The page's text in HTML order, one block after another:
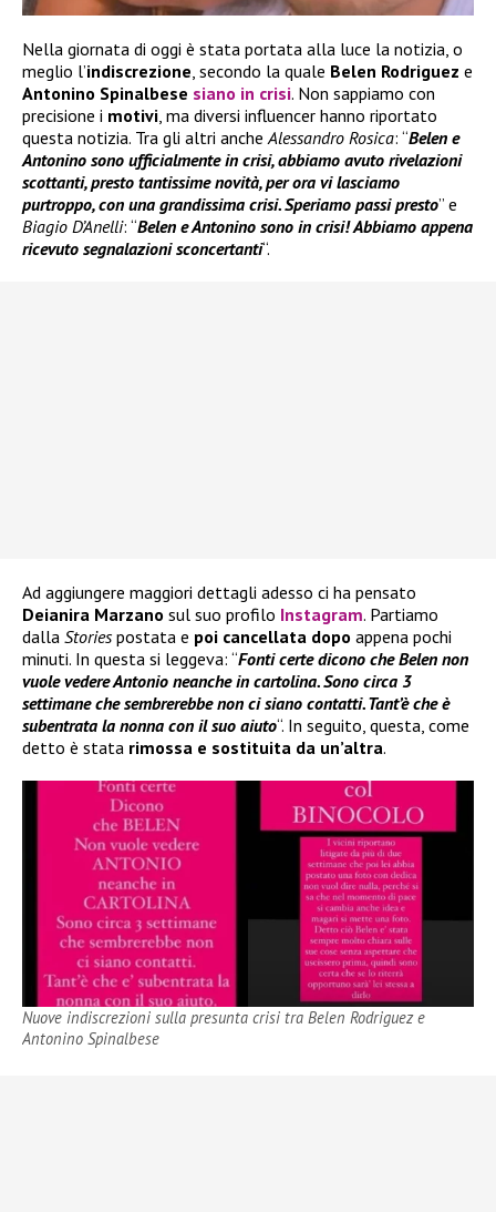
Nella giornata di oggi è stata portata alla luce la notizia, o
meglio l’indiscrezione, secondo la quale Belen Rodriguez e
Antonino Spinalbese siano in crisi. Non sappiamo con
precisione i motivi, ma diversi influencer hanno riportato
questa notizia. Tra gli altri ancheAlessandro Rosica: “Belen e
Antonino sono ufficialmente in crisi, abbiamo avuto rivelazioni
scottanti, presto tantissime novità, per ora vi lasciamo
purtroppo, con una grandissima crisi. Speriamo passi presto” e
Biagio D’Anelli: “Belen e Antonino sono in crisi! Abbiamo appena
ricevuto segnalazioni sconcertanti“.
Ad aggiungere maggiori dettagli adesso ci ha pensato
Deianira Marzano sul suo profilo Instagram. Partiamo
dalla Storiespostata e poi cancellata dopo appena pochi
minuti. In questa si leggeva: “Fonti certe dicono che Belen non
vuole vedere Antonio neanche in cartolina. Sono circa 3
settimane che sembrerebbe non ci siano contatti. Tant’è che è
subentrata la nonna con il suo aiuto“. In seguito, questa, come
detto è stata rimossa e sostituita da un’altra.
Nuove indiscrezioni sulla presunta crisi tra Belen Rodriguez e
Antonino Spinalbese